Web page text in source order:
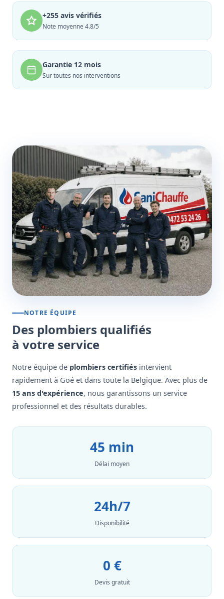
+255 avis vérifiés
Note moyenne 4.8/5
Garantie 12 mois
Sur toutes nos interventions
NOTRE ÉQUIPE
Des plombiers qualifiés
à votre service
Notre équipe de plombiers certifiés intervient
rapidement à Goé et dans toute la Belgique. Avec plus de
15 ans d'expérience, nous garantissons un service
professionnel et des résultats durables.
45 min
Délai moyen
24h/7
Disponibilité
0 €
Devis gratuit